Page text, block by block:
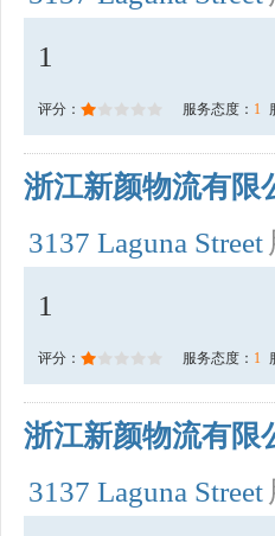
1
评分： 服务态度： 1
浙江新颜物流有限
3137 Laguna Street
1
评分： 服务态度： 1
浙江新颜物流有限
3137 Laguna Street